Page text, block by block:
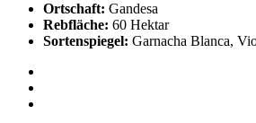
Ortschaft: Gandesa
Rebfläche: 60 Hektar
Sortenspiegel: Garnacha Blanca,